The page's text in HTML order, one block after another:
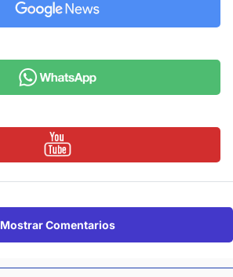
Mostrar Comentarios